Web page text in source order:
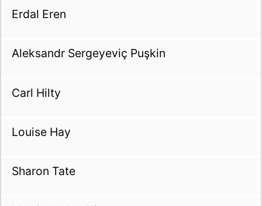
Erdal Eren
Aleksandr Sergeyeviç Puşkin
Carl Hilty
Louise Hay
Sharon Tate